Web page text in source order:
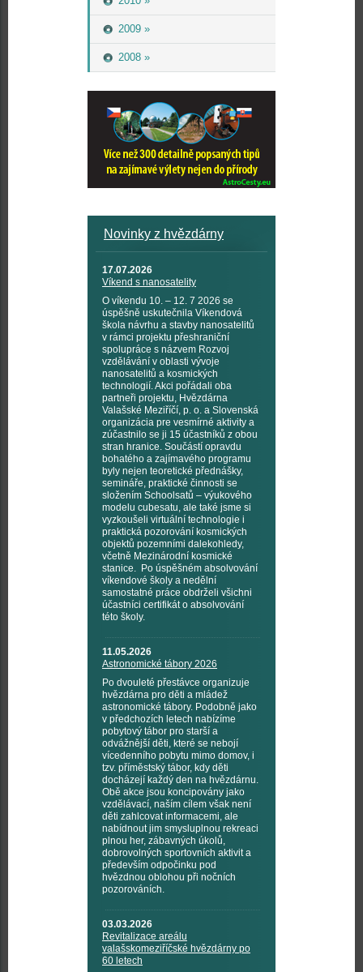
2009 »
2008 »
Novinky z hvězdárny
17.07.2026
Víkend s nanosatelity
O víkendu 10. – 12. 7 2026 se
úspěšně uskutečnila Víkendová
škola návrhu a stavby nanosatelitů
v rámci projektu přeshraniční
spolupráce s názvem Rozvoj
vzdělávání v oblasti vývoje
nanosatelitů a kosmických
technologií. Akci pořádali oba
partneři projektu, Hvězdárna
Valašské Meziříčí, p. o. a Slovenská
organizácia pre vesmírné aktivity a
zúčastnilo se ji 15 účastníků z obou
stran hranice. Součástí opravdu
bohatého a zajímavého programu
byly nejen teoretické přednášky,
semináře, praktické činnosti se
složením Schoolsatů – výukového
modelu cubesatu, ale také jsme si
vyzkoušeli virtuální technologie i
praktická pozorování kosmických
objektů pozemními dalekohledy,
včetně Mezinárodní kosmické
stanice. Po úspěšném absolvování
víkendové školy a nedělní
samostatné práce obdrželi všichni
účastníci certifikát o absolvování
této školy.
11.05.2026
Astronomické tábory 2026
Po dvouleté přestávce organizuje
hvězdárna pro děti a mládež
astronomické tábory. Podobně jako
v předchozích letech nabízíme
pobytový tábor pro starší a
odvážnější děti, které se nebojí
vícedenního pobytu mimo domov, i
tzv. příměstský tábor, kdy děti
docházejí každý den na hvězdárnu.
Obě akce jsou koncipovány jako
vzdělávací, naším cílem však není
děti zahlcovat informacemi, ale
nabídnout jim smysluplnou rekreaci
plnou her, zábavných úkolů,
dobrovolných sportovních aktivit a
především odpočinku pod
hvězdnou oblohou při nočních
pozorováních.
03.03.2026
Revitalizace areálu
valašskomeziříčské hvězdárny po
60 letech